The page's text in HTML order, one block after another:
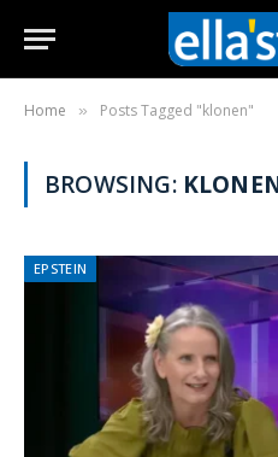
Home » Posts Tagged "klonen"
BROWSING:
EPSTEIN